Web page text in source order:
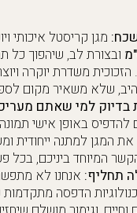
מגן קריסטל איכותי
ובצורת לב, שיהפוך כל
הזכוכית משדרת יוקרה
שלא משאיר מקום
בדיוק למי שאתם
באופן אישי
המגן למתנה ייחודית
המיוחד ביניכם, בכל
תחליף: אנחנו לא
הדפסה מתקדמות